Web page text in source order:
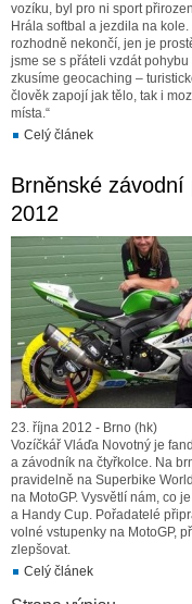
vozíku, byl pro ni sport
Hrála softbal a jezdila na
rozhodně nekončí, jen je
jsme se s přáteli vzdát
zkusíme geocaching –
člověk zapojí jak tělo, tak i
místa.“
Celý článek
Brněnské závodní
2012
23. října 2012 - Brno (hk)
Vozíčkář Vláďa Novotný je
a závodník na čtyřkolce. Na
pravidelně na Superbike
na MotoGP. Vysvětlí nám, co
a Handy Cup. Pořadatelé
volné vstupenky na MotoGP,
zlepšovat.
Celý článek